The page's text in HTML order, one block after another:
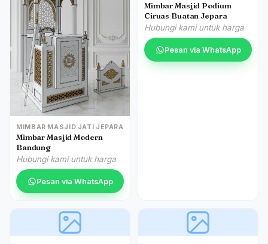
MIMBAR MASJID JATI JEPARA
Mimbar Masjid Modern
Bandung
Hubungi kami untuk harga
Pesan via WhatsApp
Mimbar Masjid Podium
Ciruas Buatan Jepara
Hubungi kami untuk harga
Pesan via WhatsApp